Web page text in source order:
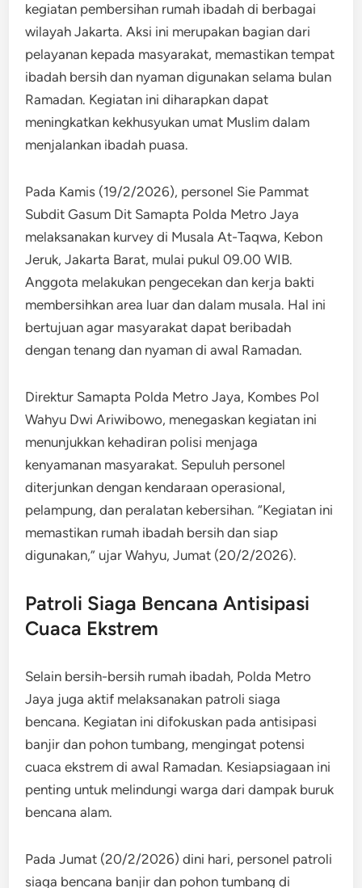
kegiatan pembersihan rumah ibadah di berbagai
wilayah Jakarta. Aksi ini merupakan bagian dari
pelayanan kepada masyarakat, memastikan tempat
ibadah bersih dan nyaman digunakan selama bulan
Ramadan. Kegiatan ini diharapkan dapat
meningkatkan kekhusyukan umat Muslim dalam
menjalankan ibadah puasa.
Pada Kamis (19/2/2026), personel Sie Pammat
Subdit Gasum Dit Samapta Polda Metro Jaya
melaksanakan kurvey di Musala At-Taqwa, Kebon
Jeruk, Jakarta Barat, mulai pukul 09.00 WIB.
Anggota melakukan pengecekan dan kerja bakti
membersihkan area luar dan dalam musala. Hal ini
bertujuan agar masyarakat dapat beribadah
dengan tenang dan nyaman di awal Ramadan.
Direktur Samapta Polda Metro Jaya, Kombes Pol
Wahyu Dwi Ariwibowo, menegaskan kegiatan ini
menunjukkan kehadiran polisi menjaga
kenyamanan masyarakat. Sepuluh personel
diterjunkan dengan kendaraan operasional,
pelampung, dan peralatan kebersihan. “Kegiatan ini
memastikan rumah ibadah bersih dan siap
digunakan,” ujar Wahyu, Jumat (20/2/2026).
Patroli Siaga Bencana Antisipasi
Cuaca Ekstrem
Selain bersih-bersih rumah ibadah, Polda Metro
Jaya juga aktif melaksanakan patroli siaga
bencana. Kegiatan ini difokuskan pada antisipasi
banjir dan pohon tumbang, mengingat potensi
cuaca ekstrem di awal Ramadan. Kesiapsiagaan ini
penting untuk melindungi warga dari dampak buruk
bencana alam.
Pada Jumat (20/2/2026) dini hari, personel patroli
siaga bencana banjir dan pohon tumbang di